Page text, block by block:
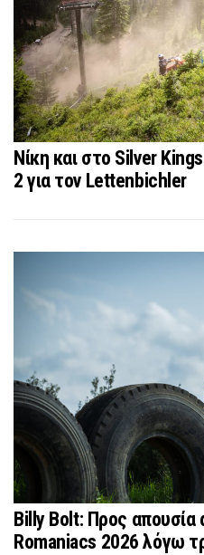
Νίκη και στο Silver
2 για τον Lettenbichler
Billy Bolt: Προς απουσία
Romaniacs 2026 λόγω